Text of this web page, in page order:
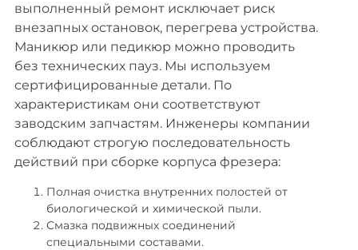
выполненный ремонт исключает риск
внезапных остановок, перегрева устройства.
Маникюр или педикюр можно проводить
без технических пауз. Мы используем
сертифицированные детали. По
характеристикам они соответствуют
заводским запчастям. Инженеры компании
соблюдают строгую последовательность
действий при сборке корпуса фрезера:
Полная очистка внутренних полостей от
биологической и химической пыли.
Смазка подвижных соединений
специальными составами.